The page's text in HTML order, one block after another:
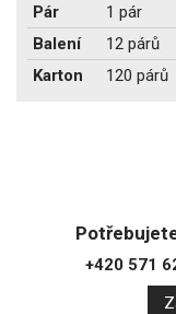
Pár
1 pár
Balení
12 párů
Karton
120 párů
+420 571